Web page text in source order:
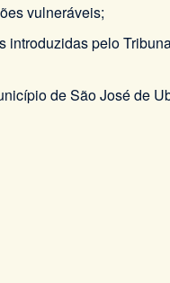
vulneráveis;
pelo
de São José de